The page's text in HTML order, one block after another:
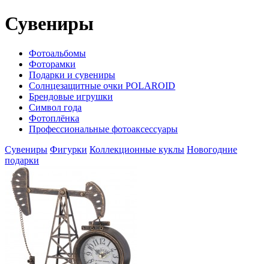
Сувениры
Фотоальбомы
Фоторамки
Подарки и сувениры
Солнцезащитные очки POLAROID
Брендовые игрушки
Символ года
Фотоплёнка
Профессиональные фотоаксессуары
Сувениры Фигурки Коллекционные куклы Новогодние
подарки